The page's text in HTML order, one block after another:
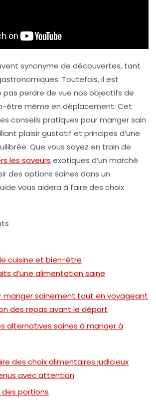
synonyme de découvertes, tant
Toutefois, il est
perdre de vue nos objectifs de
être même en déplacement. Cet
conseils pratiques pour manger sain
plaisir gustatif et principes d’une
Que vous soyez en train de
les saveurs exotiques d’un marché
des options saines dans un
vous aidera à faire des choix
cuisine et bien-être
d’une alimentation saine
manger sainement tout en voyageant
des repas avant le départ
alternatives saines à manger à
des choix alimentaires judicieux
avec attention
portions